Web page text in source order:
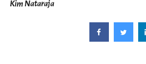
Kim Nataraja